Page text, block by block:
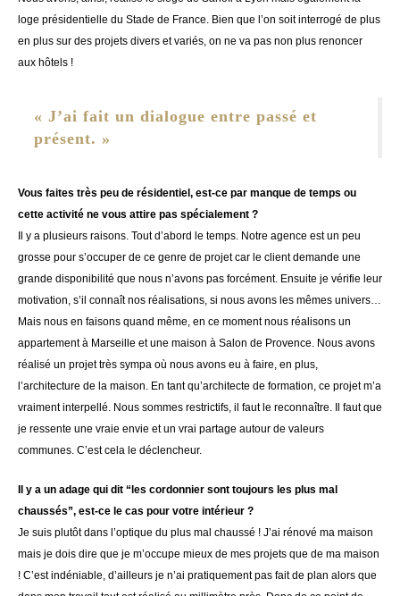
loge présidentielle du Stade de France. Bien que l’on soit interrogé de plus
en plus sur des projets divers et variés, on ne va pas non plus renoncer
aux hôtels !
« J’ai fait un dialogue entre passé et
présent. »
Vous faites très peu de résidentiel, est-ce par manque de temps ou
cette activité ne vous attire pas spécialement ?
Il y a plusieurs raisons. Tout d’abord le temps. Notre agence est un peu
grosse pour s’occuper de ce genre de projet car le client demande une
grande disponibilité que nous n’avons pas forcément. Ensuite je vérifie leur
motivation, s’il connaît nos réalisations, si nous avons les mêmes univers…
Mais nous en faisons quand même, en ce moment nous réalisons un
appartement à Marseille et une maison à Salon de Provence. Nous avons
réalisé un projet très sympa où nous avons eu à faire, en plus,
l’architecture de la maison. En tant qu’architecte de formation, ce projet m’a
vraiment interpellé. Nous sommes restrictifs, il faut le reconnaître. Il faut que
je ressente une vraie envie et un vrai partage autour de valeurs
communes. C’est cela le déclencheur.
Il y a un adage qui dit “les cordonnier sont toujours les plus mal
chaussés”, est-ce le cas pour votre intérieur ?
Je suis plutôt dans l’optique du plus mal chaussé ! J’ai rénové ma maison
mais je dois dire que je m’occupe mieux de mes projets que de ma maison
! C’est indéniable, d’ailleurs je n’ai pratiquement pas fait de plan alors que